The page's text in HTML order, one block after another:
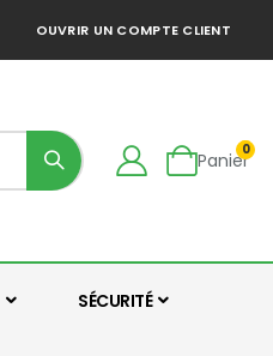
OUVRIR UN COMPTE CLIENT
Panier
0
SÉCURITÉ